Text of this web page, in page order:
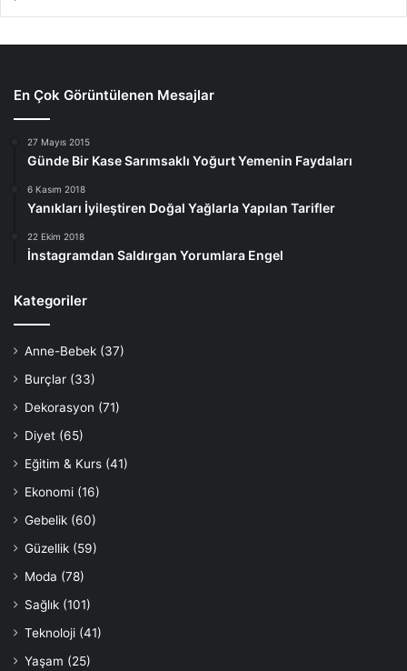
En Çok Görüntülenen Mesajlar
27 Mayıs 2015
Günde Bir Kase Sarımsaklı Yoğurt Yemenin Faydaları
6 Kasım 2018
Yanıkları İyileştiren Doğal Yağlarla Yapılan Tarifler
22 Ekim 2018
İnstagramdan Saldırgan Yorumlara Engel
Kategoriler
Anne-Bebek (37)
Burçlar (33)
Dekorasyon (71)
Diyet (65)
Eğitim & Kurs (41)
Ekonomi (16)
Gebelik (60)
Güzellik (59)
Moda (78)
Sağlık (101)
Teknoloji (41)
Yaşam (25)